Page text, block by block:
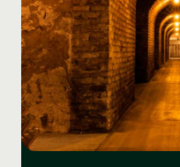
Frédéric Rouzaud qui
génération de la famille.
Chaque année, sept
pour effectuer les
pressurés à proximité
fermentations sont
foudres de chêne en